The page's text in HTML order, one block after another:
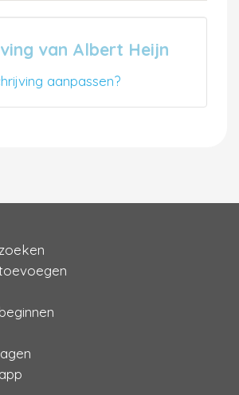
van Albert Heijn
aanpassen?